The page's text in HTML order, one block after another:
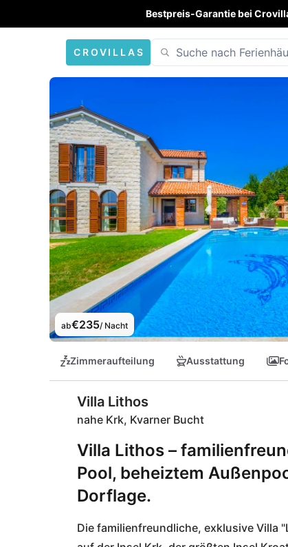
Bestpreis-Garantie bei
CROVILLAS
ab€235/ Nacht
Zimmeraufteilung Ausstattung
Villa Lithos
nahe Krk, Kvarner Bucht
Villa Lithos –
Pool, beheiztem
Dorflage.
Die familienfreundliche, exklusive Villa